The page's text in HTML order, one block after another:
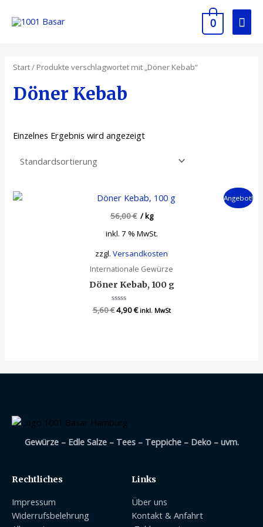
0
Start/ Produkte verschlagwortet mit „Döner Kebab“
Döner Kebab
Einzelnes Ergebnis wird angezeigt
Angebot!
56,00€ /kg
inkl. 7 % MwSt.
zzgl. Versandkosten
Internationale Gewürze
Döner Kebab, 100 g
Bewertet
mit
5,60€4,90€ inkl. MwSt
Gewürze – Edle Salze – Tees – Teppiche – Deko – uvm.
Rechtliches
Impressum
Widerrufsbelehrung
Links
Über uns
Kontakt & Anfahrt